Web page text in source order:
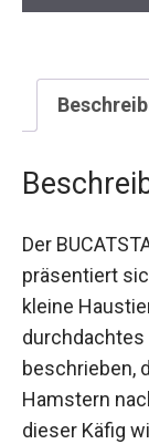
Der
präsentiert
kleine
durchdachtes
beschrieben,
Hamstern
dieser Käfig